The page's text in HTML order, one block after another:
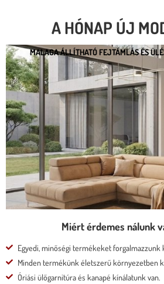
A HÓNAP ÚJ
MALAGA ÁLLÍTHATÓ FEJTÁMLÁS ÉS
MALAGA ÁLLÍTHATÓ
ÜLÉSMÉLYSÉGŰ
* kedvező ár
* moduláris rendszer
* motoros állíthatóság
Megnézem
Miért érdemes nálunk
Egyedi, minőségi termékeket forgalmazzunk
Minden termékünk életszerű környezetben
Óriási ülőgarnitúra és kanapé kínálatunk van.